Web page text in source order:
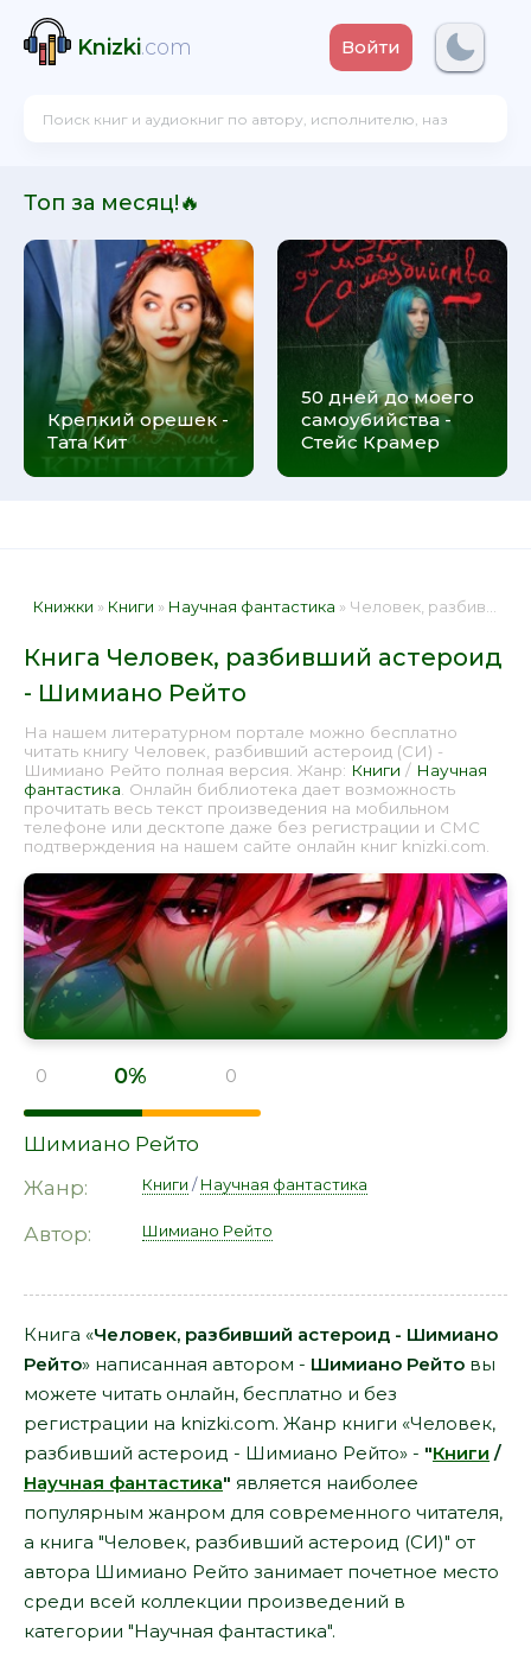
Knizki.com Войти
Топ за месяц!🔥
Крепкий орешек -
Тата Кит
50 дней до моего
самоубийства -
Стейс Крамер
Книжки » Книги » Научная фантастика » Человек, разбивший астероид - Шимиано Рейто 📕 - Книга онлайн бесплатно
Книга Человек, разбивший астероид
- Шимиано Рейто
На нашем литературном портале можно бесплатно
читать книгу Человек, разбивший астероид (СИ) -
Шимиано Рейто полная версия. Жанр: Книги / Научная
фантастика . Онлайн библиотека дает возможность
прочитать весь текст произведения на мобильном
телефоне или десктопе даже без регистрации и СМС
подтверждения на нашем сайте онлайн книг knizki.com.
0 0% 0
Шимиано Рейто
Жанр:
Книги /Научная фантастика
Автор: Шимиано Рейто
Книга «Человек, разбивший астероид - Шимиано
Рейто» написанная автором - Шимиано Рейто вы
можете читать онлайн, бесплатно и без
регистрации на knizki.com. Жанр книги «Человек,
разбивший астероид - Шимиано Рейто» - "Книги /
Научная фантастика" является наиболее
популярным жанром для современного читателя,
а книга "Человек, разбивший астероид (СИ)" от
автора Шимиано Рейто занимает почетное место
среди всей коллекции произведений в
категории "Научная фантастика".